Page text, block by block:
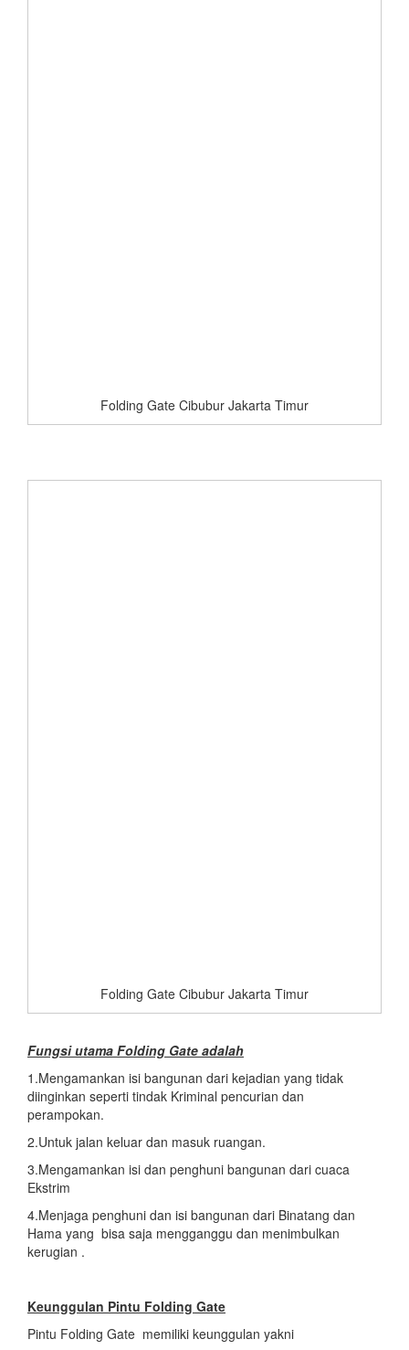
Folding Gate Cibubur Jakarta Timur
Folding Gate Cibubur Jakarta Timur
Fungsi utama Folding Gate adalah
1.Mengamankan isi bangunan dari kejadian yang tidak
diinginkan seperti tindak Kriminal pencurian dan
perampokan.
2.Untuk jalan keluar dan masuk ruangan.
3.Mengamankan isi dan penghuni bangunan dari cuaca
Ekstrim
4.Menjaga penghuni dan isi bangunan dari Binatang dan
Hama yang bisa saja mengganggu dan menimbulkan
kerugian .
Keunggulan Pintu Folding Gate
Pintu Folding Gate memiliki keunggulan yakni